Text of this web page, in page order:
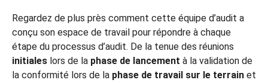
Regardez de plus près comment cette équipe d’audit a
conçu son espace de travail pour répondre à chaque
étape du processus d’audit. De la tenue des réunions
initiales lors de la phase de lancement à la validation de
la conformité lors de la phase de travail sur le terrain et